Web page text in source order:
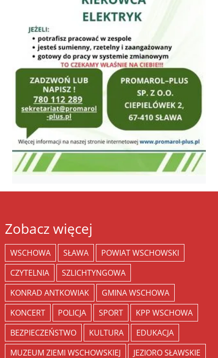
Zobacz więcej
WSCHOWA SŁAWA
POWIAT WSCHOWSKI
CZYTELNIA
SZLICHTYNGOWA
KONRAD ANTKOWIAK
GMINA WSCHOWA
KONCERT
POLICJA SPORT
KPP WSCHOWA
BEZPIECZEŃSTWO
KULTURA
EDUKACJA
MUZEUM ZIEMI WSCHOWSKIEJ
JEZIORO SŁAWSKIE